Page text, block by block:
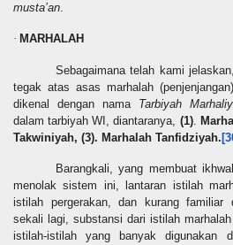
musta’an.
· MARHALAH
Sebagaimana telah kami
tegak atas asas marhalah
dikenal dengan nama Tarbiyah
dalam tarbiyah WI, diantaranya, (1).
Takwiniyah, (3). Marhalah Tanfidziyah.
Barangkali, yang membuat
menolak sistem ini, lantaran istilah
istilah pergerakan, dan kurang familiar
sekali lagi, substansi dari istilah
istilah-istilah yang banyak digunakan